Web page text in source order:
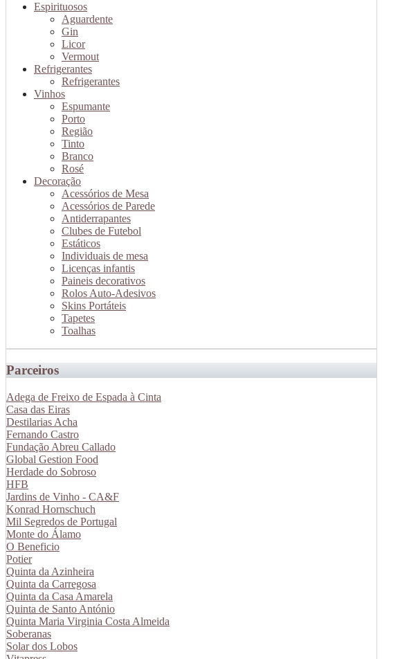
Espirituosos
Aguardente
Gin
Licor
Vermout
Refrigerantes
Refrigerantes
Vinhos
Espumante
Porto
Região
Tinto
Branco
Rosé
Decoração
Acessórios de Mesa
Acessórios de Parede
Antiderrapantes
Clubes de Futebol
Estáticos
Individuais de mesa
Licenças infantis
Paineis decorativos
Rolos Auto-Adesivos
Skins Portáteis
Tapetes
Toalhas
Parceiros
Adega de Freixo de Espada à Cinta
Casa das Eiras
Destilarias Acha
Fernando Castro
Fundação Abreu Callado
Global Gestion Food
Herdade do Sobroso
HFB
Jardins de Vinho - CA&F
Konrad Hornschuch
Mil Segredos de Portugal
Monte do Álamo
O Beneficio
Potier
Quinta da Azinheira
Quinta da Carregosa
Quinta da Casa Amarela
Quinta de Santo António
Quinta Maria Virginia Costa Almeida
Soberanas
Solar dos Lobos